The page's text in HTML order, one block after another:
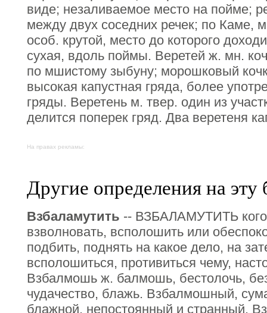
виде; незаливаемое место на пойме;
между двух соседних речек; по Каме,
особ. крутой, место до которого
сухая, вдоль поймы. Веретей ж. мн.
по мшистому зыбуну; морошковый
высокая капустная гряда, более
гряды. Веретень м. твер. один из
делится поперек гряд. Два веретеня
На правах рекламы:
Другие определения на эту
Взбаламутить -- ВЗБАЛАМУТИТЬ
взволновать, всполошить или
подбить, поднять на какое дело, на
всполошиться, противиться чему,
Взбалмошь ж. балмошь, бестолочь,
чудачество, блажь. Взбалмошный,
блажной, непостоянный и странный.